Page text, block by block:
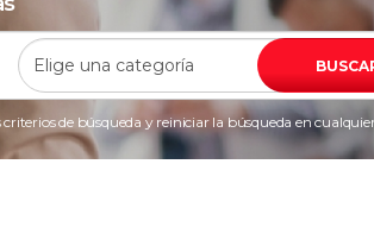
de búsqueda y reiniciar la búsqueda en